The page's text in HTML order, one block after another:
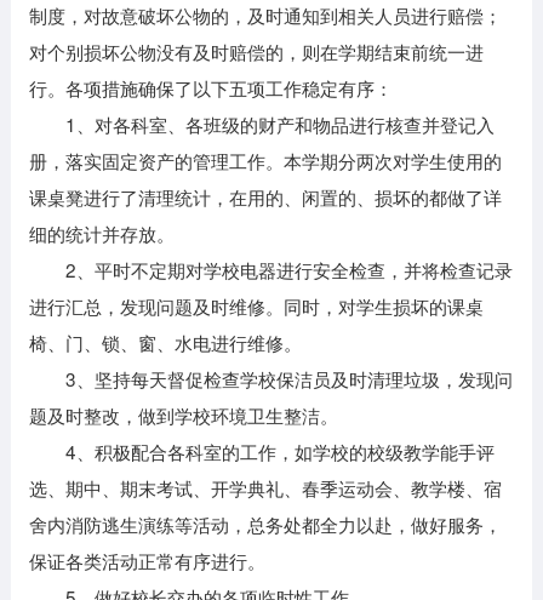
制度，对故意破坏公物的，及时通知到相关人员进行赔偿；
对个别损坏公物没有及时赔偿的，则在学期结束前统一进
行。各项措施确保了以下五项工作稳定有序：
1、对各科室、各班级的财产和物品进行核查并登记入
册，落实固定资产的管理工作。本学期分两次对学生使用的
课桌凳进行了清理统计，在用的、闲置的、损坏的都做了详
细的统计并存放。
2、平时不定期对学校电器进行安全检查，并将检查记录
进行汇总，发现问题及时维修。同时，对学生损坏的课桌
椅、门、锁、窗、水电进行维修。
3、坚持每天督促检查学校保洁员及时清理垃圾，发现问
题及时整改，做到学校环境卫生整洁。
4、积极配合各科室的工作，如学校的校级教学能手评
选、期中、期末考试、开学典礼、春季运动会、教学楼、宿
舍内消防逃生演练等活动，总务处都全力以赴，做好服务，
保证各类活动正常有序进行。